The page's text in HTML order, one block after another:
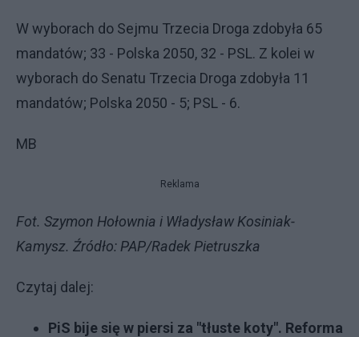
W wyborach do Sejmu Trzecia Droga zdobyła 65
mandatów; 33 - Polska 2050, 32 - PSL. Z kolei w
wyborach do Senatu Trzecia Droga zdobyła 11
mandatów; Polska 2050 - 5; PSL - 6.
MB
Reklama
Fot. Szymon Hołownia i Władysław Kosiniak-
Kamysz. Źródło: PAP/Radek Pietruszka
Czytaj dalej:
PiS bije się w piersi za "tłuste koty". Reforma